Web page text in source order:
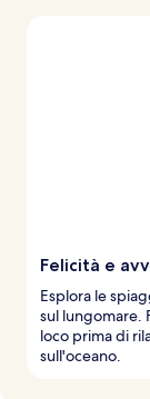
Felicità e
Esplora le
sul lungomare.
loco prima di
sull'oceano.